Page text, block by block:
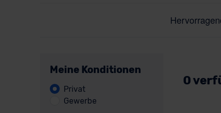
Meine Konditionen
Privat
Gewerbe
0